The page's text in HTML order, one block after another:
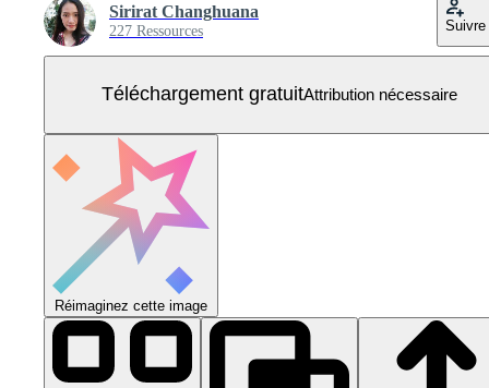
Sirirat Changhuana
227 Ressources Suivre
Téléchargement gratuitAttribution nécessaire
Réimaginez cette image